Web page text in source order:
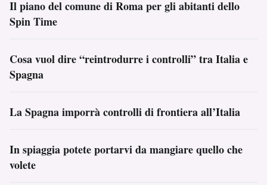
Il piano del comune di Roma per gli abitanti dello
Spin Time
Cosa vuol dire “reintrodurre i controlli” tra Italia e
Spagna
La Spagna imporrà controlli di frontiera all’Italia
In spiaggia potete portarvi da mangiare quello che
volete